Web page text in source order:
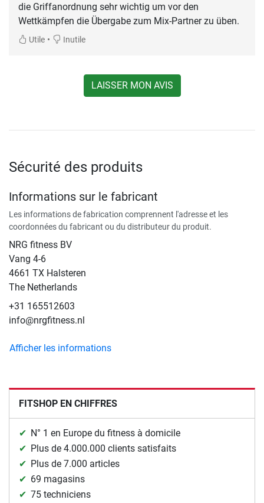
die Griffanordnung sehr wichtig um vor den
Wettkämpfen die Übergabe zum Mix-Partner zu üben.
Utile • Inutile
LAISSER MON AVIS
Sécurité des produits
Informations sur le fabricant
Les informations de fabrication comprennent l'adresse et les
coordonnées du fabricant ou du distributeur du produit.
NRG fitness BV
Vang 4-6
4661 TX Halsteren
The Netherlands
+31 165512603
info@nrgfitness.nl
Afficher les informations
FITSHOP EN CHIFFRES
N° 1 en Europe du fitness à domicile
Plus de 4.000.000 clients satisfaits
Plus de 7.000 articles
69 magasins
75 techniciens